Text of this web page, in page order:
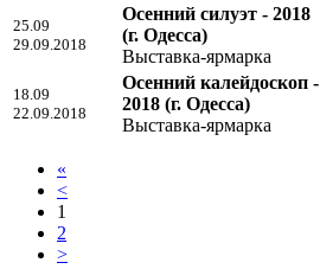
25.09
29.09.2018
Осенний силуэт - 2018
(г. Одесса)
Выставка-ярмарка
18.09
22.09.2018
Осенний калейдоскоп -
2018 (г. Одесса)
Выставка-ярмарка
«
<
1
2
>